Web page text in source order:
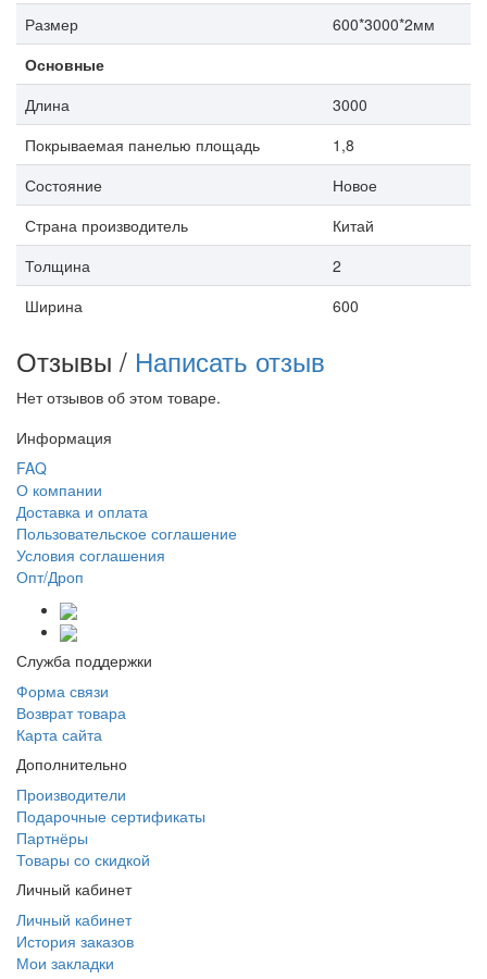
Размер
600*3000*2мм
Основные
Длина
3000
Покрываемая панелью площадь
1,8
Состояние
Новое
Страна производитель
Китай
Толщина
2
Ширина
600
Отзывы / Написать отзыв
Нет отзывов об этом товаре.
Информация
FAQ
О компании
Доставка и оплата
Пользовательское соглашение
Условия соглашения
Опт/Дроп
Служба поддержки
Форма связи
Возврат товара
Карта сайта
Дополнительно
Производители
Подарочные сертификаты
Партнёры
Товары со скидкой
Личный кабинет
Личный кабинет
История заказов
Мои закладки